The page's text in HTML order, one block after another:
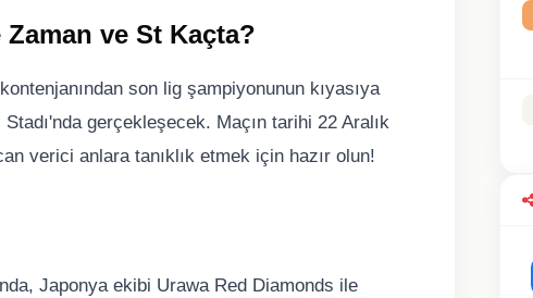
ve St Kaçta?
son lig şampiyonunun kıyasıya
gerçekleşecek. Maçın tarihi 22 Aralık
verici anlara tanıklık etmek için hazır olun!
Japonya ekibi Urawa Red Diamonds ile